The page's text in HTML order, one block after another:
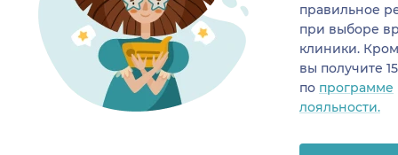
правильное
при выборе
клиники.
вы получите
по программе
лояльности.